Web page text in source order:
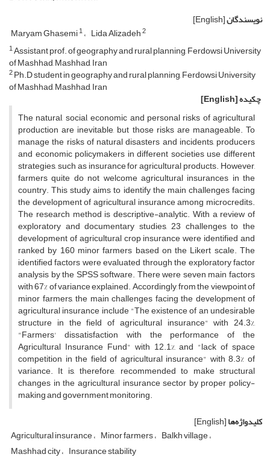
نویسندگان[English]
Maryam Ghasemi1 Lida Alizadeh2
1Assistant prof. of geography and rural planning, Ferdowsi University
of Mashhad, Mashhad, Iran
2Ph.D student in geography and rural planning, Ferdowsi University
of Mashhad, Mashhad, Iran
چکیده[English]
The natural, social, economic and personal risks of agricultural
production are inevitable, but those risks are manageable. To
manage the risks of natural disasters and incidents, producers
and economic policymakers in different societies use different
strategies, such as insurance for agricultural products. However,
farmers quite do not welcome agricultural insurances in the
country. This study aims to identify the main challenges facing
the development of agricultural insurance among microcredits.
The research method is descriptive-analytic. With a review of
exploratory and documentary studies, 23 challenges to the
development of agricultural crop insurance were identified and
ranked by 160 minor farmers based on the Likert scale. The
identified factors were evaluated through the exploratory factor
analysis by the SPSS software. There were seven main factors
with 67% of variance explained. Accordingly, from the viewpoint of
minor farmers, the main challenges facing the development of
agricultural insurance include "The existence of an undesirable
structure in the field of agricultural insurance" with 24.3%,
"Farmers' dissatisfaction with the performance of the
Agricultural Insurance Fund" with 12.1%, and "lack of space
competition in the field of agricultural insurance" with 8.3% of
variance. It is, therefore, recommended to make structural
changes in the agricultural insurance sector by proper policy-
making and government monitoring.
کلیدواژه‌ها[English]
Agricultural insurance Minor farmers Balkh village
Mashhad city Insurance stability